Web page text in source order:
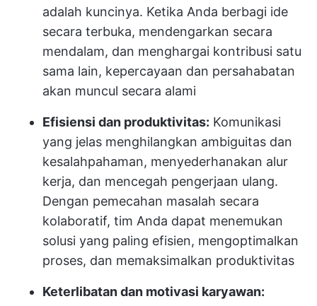
adalah kuncinya. Ketika Anda berbagi ide
secara terbuka, mendengarkan secara
mendalam, dan menghargai kontribusi satu
sama lain, kepercayaan dan persahabatan
akan muncul secara alami
Efisiensi dan produktivitas: Komunikasi
yang jelas menghilangkan ambiguitas dan
kesalahpahaman, menyederhanakan alur
kerja, dan mencegah pengerjaan ulang.
Dengan pemecahan masalah secara
kolaboratif, tim Anda dapat menemukan
solusi yang paling efisien, mengoptimalkan
proses, dan memaksimalkan produktivitas
Keterlibatan dan motivasi karyawan: